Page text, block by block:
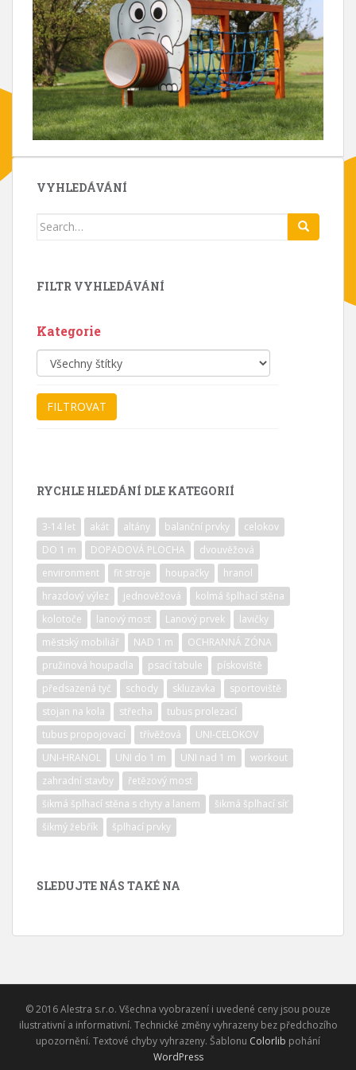
VYHLEDÁVÁNÍ
Search
FILTR VYHLEDÁVÁNÍ
Kategorie
RYCHLE HLEDÁNÍ DLE KATEGORIÍ
3-14 let akát altány balanční prvky
celokov
DO 1 m
DOPADOVÁ PLOCHA
dvouvěžová
environment
fit stroje houpačky
hranol
hrazdový výlez
jednověžová
kolmá šplhací stěna
kolotoče
lanový most Lanový prvek
lavičky
městský mobiliář
NAD 1 m
OCHRANNÁ ZÓNA
pružinová houpadla
psací tabule
pískoviště
předsazená tyč
schody skluzavka
sportoviště
stojan na kola
střecha
tubus prolezací
tubus propojovací
třívěžová
UNI-CELOKOV
UNI-HRANOL
UNI do 1 m UNI nad 1 m
workout
zahradní stavby
řetězový most
šikmá šplhací stěna s chyty a lanem
šikmá šplhací síť
šikmý žebřík
šplhací prvky
SLEDUJTE NÁS TAKÉ NA
© 2016 Alestra s.r.o. Všechna vyobrazení i uvedené ceny jsou pouze
ilustrativní a informativní. Technické změny vyhrazeny bez předchozího
upozornění. Textové chyby vyhrazeny. Šablonu Colorlib pohání
WordPress